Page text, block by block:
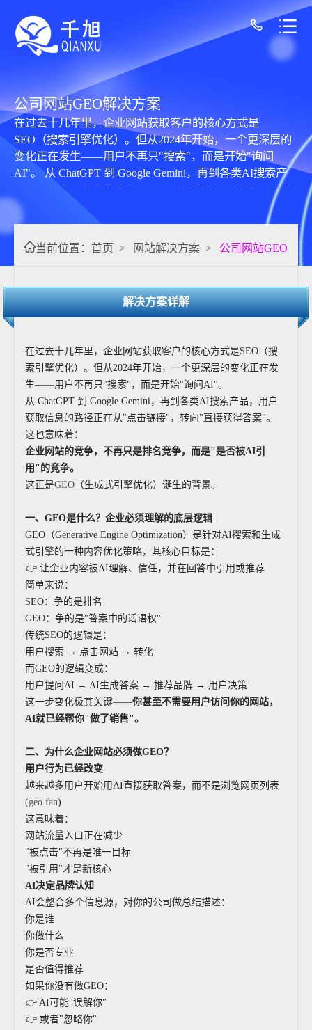
公司网站GEO解决方案
在过去十几年里，企业网站获取客户的核心方式是
SEO（搜索引擎优化）。但从2024年开始，一个更深层的
变化正在发生——用户不再只"搜索"，而是开始"询问
AI"。 从 ChatGPT 到 Google Gemini，再到各类AI搜索产
品，用户获取信息的路径正在从"点击链接"，转向"直接获
得答案"。 这也意味着： 企业网站的竞争
当前位置： 首页 > 网站解决方案 > 公司网站GEO解
解决方案详解
在过去十几年里，企业网站获取客户的核心方式是SEO（搜
索引擎优化）。但从2024年开始，一个更深层的变化正在发
生——用户不再只"搜索"，而是开始"询问AI"。
从 ChatGPT 到 Google Gemini，再到各类AI搜索产品，用户
获取信息的路径正在从"点击链接"，转向"直接获得答案"。
这也意味着：
企业网站的竞争，不再只是排名竞争，而是"是否被AI引
用"的竞争。
这正是GEO （生成式引擎优化）诞生的背景。
一、GEO是什么？企业必须理解的底层逻辑
GEO（Generative Engine Optimization）是针对AI搜索和生成
式引擎的一种内容优化策略，其核心目标是：
👉 让企业内容被AI理解、信任，并在回答中引用或推荐
简单来说：
SEO：争的是排名
GEO：争的是"答案中的话语权"
传统SEO的逻辑是：
用户搜索 → 点击网站 → 转化
而GEO的逻辑变成：
用户提问AI → AI生成答案 → 推荐品牌 → 用户决策
这一步变化极其关键——你甚至不需要用户访问你的网站，
AI就已经帮你"做了销售"。
二、为什么企业网站必须做GEO？
用户行为已经改变
越来越多用户开始用AI直接获取答案，而不是浏览网页列表
(geo.fan)
这意味着：
网站流量入口正在减少
"被点击"不再是唯一目标
"被引用"才是新核心
AI决定品牌认知
AI会整合多个信息源，对你的公司做总结描述：
你是谁
你做什么
你是否专业
是否值得推荐
如果你没有做GEO：
👉 AI可能"误解你"
👉 或者"忽略你"